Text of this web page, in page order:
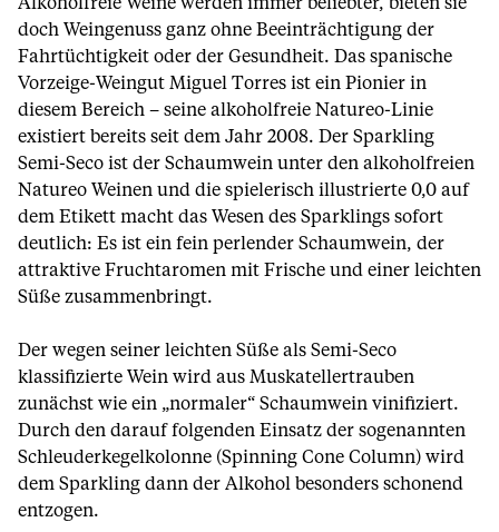
doch Weingenuss ganz ohne Beeinträchtigung der
Fahrtüchtigkeit oder der Gesundheit. Das spanische
Vorzeige-Weingut Miguel Torres ist ein Pionier in
diesem Bereich – seine alkoholfreie Natureo-Linie
existiert bereits seit dem Jahr 2008. Der Sparkling
Semi-Seco ist der Schaumwein unter den alkoholfreien
Natureo Weinen und die spielerisch illustrierte 0,0 auf
dem Etikett macht das Wesen des Sparklings sofort
deutlich: Es ist ein fein perlender Schaumwein, der
attraktive Fruchtaromen mit Frische und einer leichten
Süße zusammenbringt.
Der wegen seiner leichten Süße als Semi-Seco
klassifizierte Wein wird aus Muskatellertrauben
zunächst wie ein „normaler“ Schaumwein vinifiziert.
Durch den darauf folgenden Einsatz der sogenannten
Schleuderkegelkolonne (Spinning Cone Column) wird
dem Sparkling dann der Alkohol besonders schonend
entzogen.